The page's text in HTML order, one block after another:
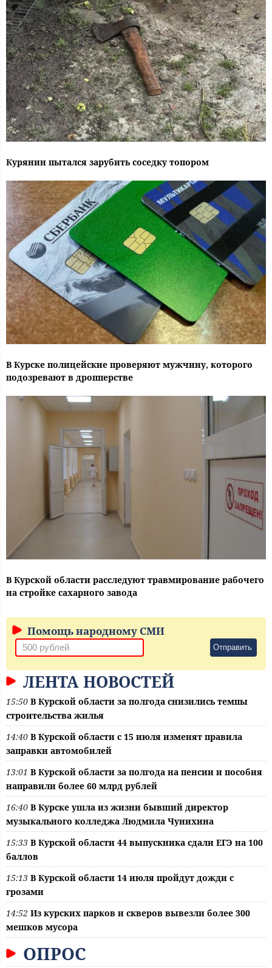
Курянин пытался зарубить соседку топором
В Курске полицейские проверяют мужчину, которого
подозревают в дропперстве
В Курской области расследуют травмирование рабочего
на стройке сахарного завода
Помощь народному СМИ
Отправить
ЛЕНТА НОВОСТЕЙ
15:50 В Курской области за полгода снизились темпы
строительства жилья
14:40 В Курской области с 15 июля изменят правила
заправки автомобилей
13:01 В Курской области за полгода на пенсии и пособия
направили более 60 млрд рублей
16:40 В Курске ушла из жизни бывший директор
музыкального колледжа Людмила Чунихина
15:33 В Курской области 44 выпускника сдали ЕГЭ на 100
баллов
15:13 В Курской области 14 июля пройдут дожди с
грозами
14:52 Из курских парков и скверов вывезли более 300
мешков мусора
ОПРОС